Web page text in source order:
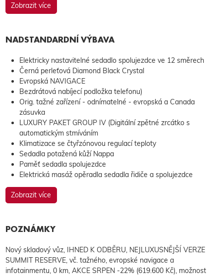
Zobrazit více
NADSTANDARDNÍ VÝBAVA
Elektricky nastavitelné sedadlo spolujezdce ve 12 směrech
Černá perleťová Diamond Black Crystal
Evropská NAVIGACE
Bezdrátová nabíjecí podložka telefonu)
Orig. tažné zařízení - odnímatelné - evropská a Canada
zásuvka
LUXURY PAKET GROUP IV (Digitální zpětné zrcátko s
automatickým stmíváním
Klimatizace se čtyřzónovou regulací teploty
Sedadla potažená kůží Nappa
Paměť sedadla spolujezdce
Elektrická masáž opěradla sedadla řidiče a spolujezdce
Zobrazit více
POZNÁMKY
Nový skladový vůz, IHNED K ODBĚRU, NEJLUXUSNĚJŠÍ VERZE
SUMMIT RESERVE, vč. tažného, evropské navigace a
infotainmentu, 0 km, AKCE SRPEN -22% (619.600 Kč), možnost